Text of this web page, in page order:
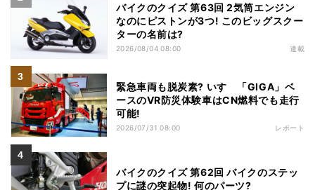
バイクのクイズ 第63回 2気筒エンジン
なのにピストンが3つ! このビッグスクー
ターの名前は?
2026/08/04 08:00 連載
緊急車両も脱炭素? いすゞ「GIGA」ベ
ースのVR防災体験車はCN燃料でも走行
可能!
2026/07/31 08:00 レポート
バイクのクイズ 第62回 バイクのステッ
プに謎の突起物! 何のパーツ?